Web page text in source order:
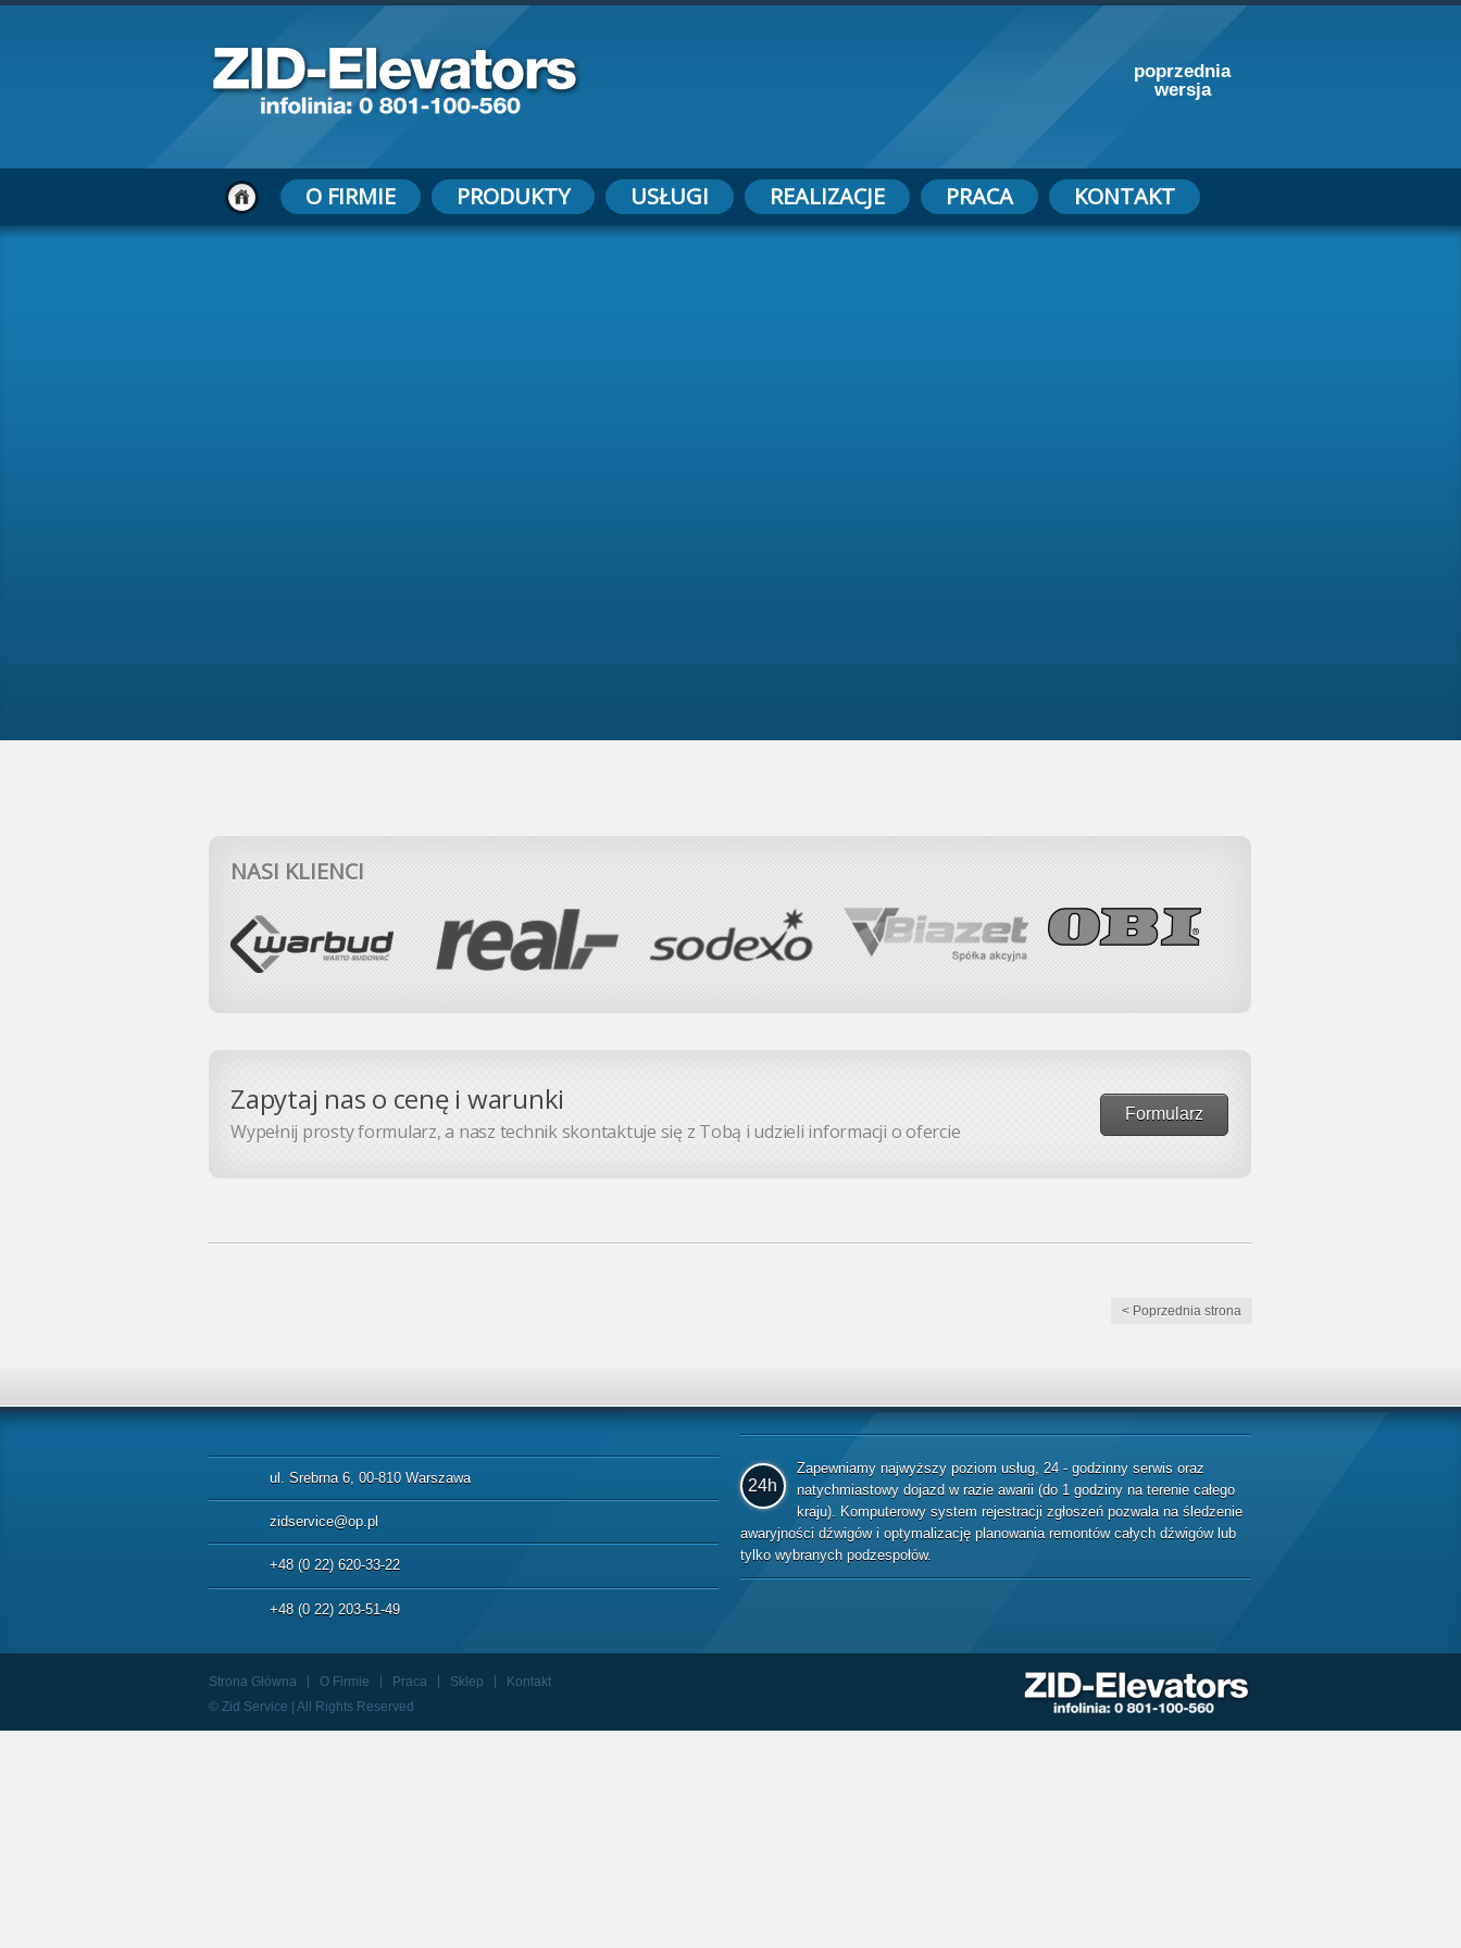
poprzednia
wersja
O FIRMIE PRODUKTY USŁUGI REALIZACJE PRACA KONTAKT
NASI KLIENCI
Zapytaj nas o cenę i warunki
Wypełnij prosty formularz, a nasz technik skontaktuje się z Tobą i udzieli informacji o ofercie
Formularz
< Poprzednia strona
ul. Srebrna 6, 00-810 Warszawa
zidservice@op.pl
+48 (0 22) 620-33-22
+48 (0 22) 203-51-49
24h
Zapewniamy najwyższy poziom usług, 24 - godzinny serwis oraz
natychmiastowy dojazd w razie awarii (do 1 godziny na terenie całego
kraju). Komputerowy system rejestracji zgłoszeń pozwala na śledzenie
awaryjności dźwigów i optymalizację planowania remontów całych dźwigów lub
tylko wybranych podzespołów.
Strona Główna O Firmie Praca Sklep
Kontakt
© Zid Service | All Rights Reserved